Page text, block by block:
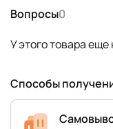
Вопросы0
У этого товара еще
Способы